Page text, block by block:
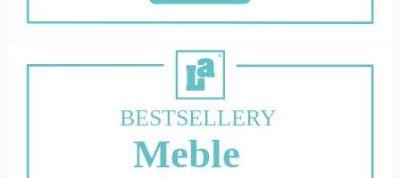
BESTSELLERY
Meble